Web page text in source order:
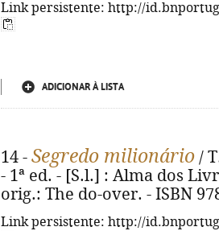
Link persistente: http://
ADICIONAR À LISTA
14 - Segredo milionário /
- 1ª ed. - [S.l.] : Alma dos
orig.: The do-over. - ISBN
Link persistente: http://